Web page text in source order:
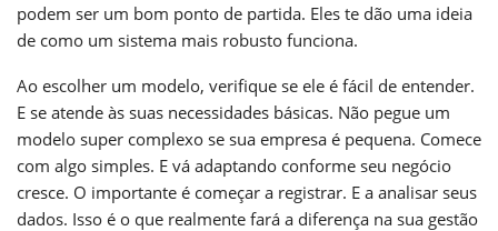
podem ser um bom ponto de partida. Eles te dão uma ideia
de como um sistema mais robusto funciona.
Ao escolher um modelo, verifique se ele é fácil de entender.
E se atende às suas necessidades básicas. Não pegue um
modelo super complexo se sua empresa é pequena. Comece
com algo simples. E vá adaptando conforme seu negócio
cresce. O importante é começar a registrar. E a analisar seus
dados. Isso é o que realmente fará a diferença na sua gestão